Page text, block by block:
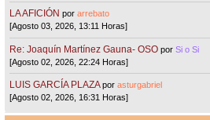
LA AFICIÓN porarrebato
[Agosto 03, 2026, 13:11 Horas]
Re: Joaquín Martínez Gauna- OSO porSi o Si
[Agosto 02, 2026, 22:24 Horas]
LUIS GARCÍA PLAZA porasturgabriel
[Agosto 02, 2026, 16:31 Horas]